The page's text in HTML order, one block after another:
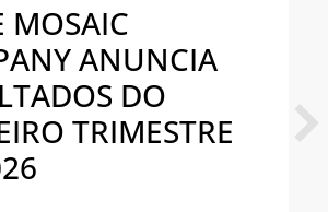
MOSAIC
ANUNCIA
DO
TRIMESTRE